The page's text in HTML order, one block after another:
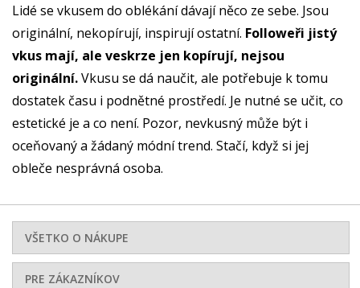
Lidé se vkusem do oblékání dávají něco ze sebe. Jsou
originální, nekopírují, inspirují ostatní. Followeři jistý
vkus mají, ale veskrze jen kopírují, nejsou
originální.Vkusu se dá naučit, ale potřebuje k tomu
dostatek času i podnětné prostředí. Je nutné se učit, co
estetické je a co není. Pozor, nevkusný může být i
oceňovaný a žádaný módní trend. Stačí, když si jej
obleče nesprávná osoba.
VŠETKO O NÁKUPE
PRE ZÁKAZNÍKOV